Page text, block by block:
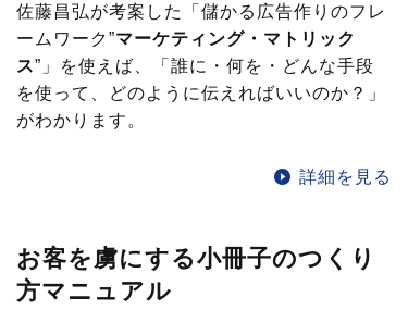
佐藤昌弘が考案した「儲かる広告作りのフレ
ームワーク”マーケティング・マトリック
ス”」を使えば、「誰に・何を・どんな手段
を使って、どのように伝えればいいのか？」
がわかります。
詳細を見る
お客を虜にする小冊子のつくり
方マニュアル